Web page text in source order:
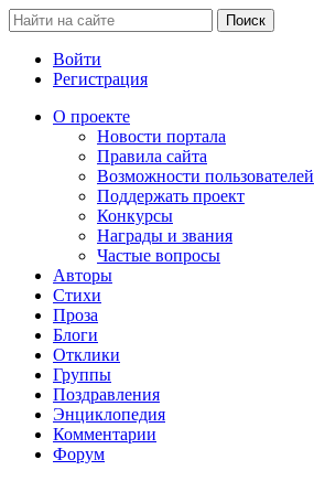
Войти
Регистрация
О проекте
Новости портала
Правила сайта
Возможности пользователей
Поддержать проект
Конкурсы
Награды и звания
Частые вопросы
Авторы
Стихи
Проза
Блоги
Отклики
Группы
Поздравления
Энциклопедия
Комментарии
Форум